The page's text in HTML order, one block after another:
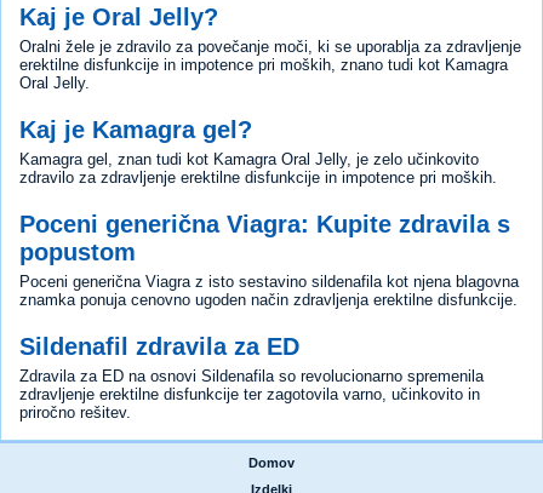
Kaj je Oral Jelly?
Oralni žele je zdravilo za povečanje moči, ki se uporablja za zdravljenje
erektilne disfunkcije in impotence pri moških, znano tudi kot Kamagra
Oral Jelly.
Kaj je Kamagra gel?
Kamagra gel, znan tudi kot Kamagra Oral Jelly, je zelo učinkovito
zdravilo za zdravljenje erektilne disfunkcije in impotence pri moških.
Poceni generična Viagra: Kupite zdravila s
popustom
Poceni generična Viagra z isto sestavino sildenafila kot njena blagovna
znamka ponuja cenovno ugoden način zdravljenja erektilne disfunkcije.
Sildenafil zdravila za ED
Zdravila za ED na osnovi Sildenafila so revolucionarno spremenila
zdravljenje erektilne disfunkcije ter zagotovila varno, učinkovito in
priročno rešitev.
Domov
Izdelki